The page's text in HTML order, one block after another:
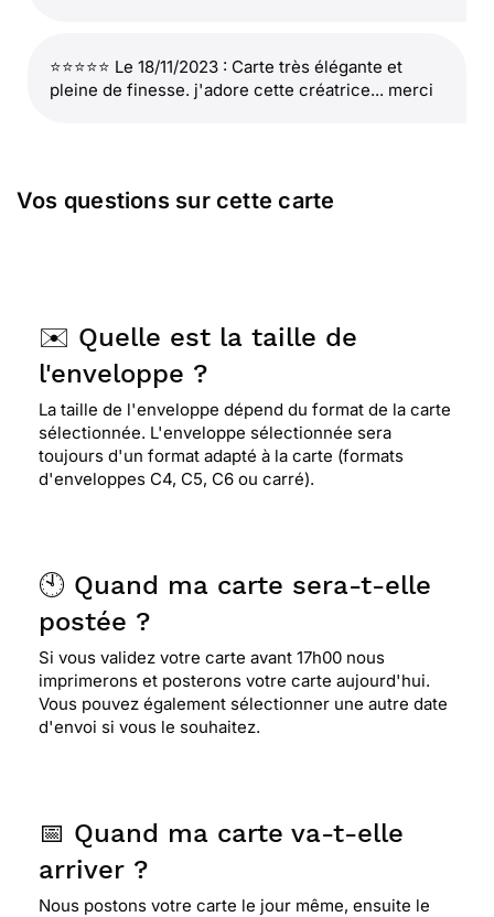
⭐⭐⭐⭐⭐ Le 18/11/2023 : Carte très élégante et
pleine de finesse. j'adore cette créatrice... merci
Vos questions sur cette carte
✉️ Quelle est la taille de
l'enveloppe ?
La taille de l'enveloppe dépend du format de la carte
sélectionnée. L'enveloppe sélectionnée sera
toujours d'un format adapté à la carte (formats
d'enveloppes C4, C5, C6 ou carré).
🕙 Quand ma carte sera-t-elle
postée ?
Si vous validez votre carte avant 17h00 nous
imprimerons et posterons votre carte aujourd'hui.
Vous pouvez également sélectionner une autre date
d'envoi si vous le souhaitez.
📅 Quand ma carte va-t-elle
arriver ?
Nous postons votre carte le jour même, ensuite le